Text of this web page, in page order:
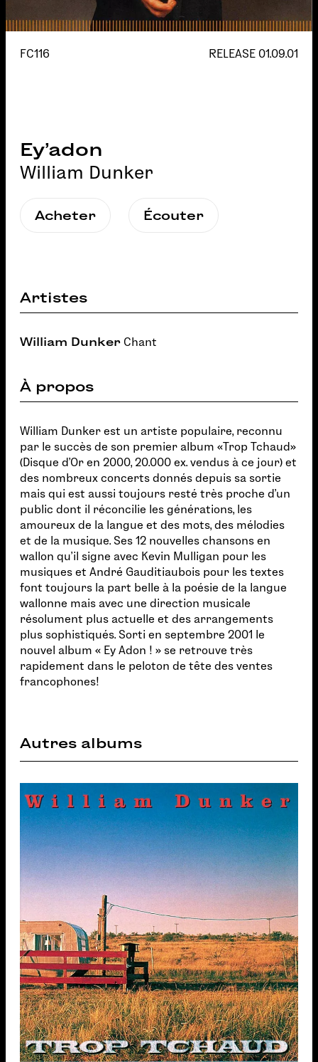
FC116 RELEASE 01.09.01
Ey’adon
William Dunker
Acheter Écouter
Artistes
William Dunker Chant
À propos
William Dunker est un artiste populaire, reconnu
par le succès de son premier album «Trop Tchaud»
(Disque d'Or en 2000, 20.000 ex. vendus à ce jour) et
des nombreux concerts donnés depuis sa sortie
mais qui est aussi toujours resté très proche d'un
public dont il réconcilie les générations, les
amoureux de la langue et des mots, des mélodies
et de la musique. Ses 12 nouvelles chansons en
wallon qu'il signe avec Kevin Mulligan pour les
musiques et André Gauditiaubois pour les textes
font toujours la part belle à la poésie de la langue
wallonne mais avec une direction musicale
résolument plus actuelle et des arrangements
plus sophistiqués. Sorti en septembre 2001 le
nouvel album « Ey Adon ! » se retrouve très
rapidement dans le peloton de tête des ventes
francophones!
Autres albums